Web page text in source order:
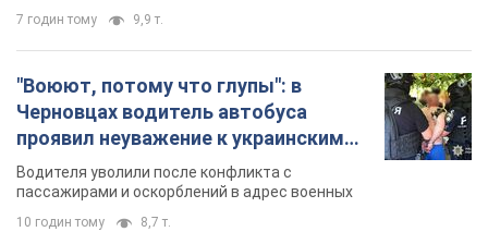
7 годин тому 9,9 т.
"Воюют, потому что глупы": в
Черновцах водитель автобуса
проявил неуважение к украинским
военным и поплатился за это.
Видео
Водителя уволили после конфликта с
пассажирами и оскорблений в адрес военных
10 годин тому 8,7 т.